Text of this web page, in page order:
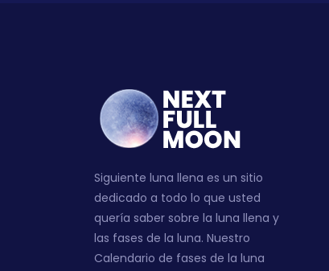
Siguiente luna llena es un sitio
dedicado a todo lo que usted
quería saber sobre la luna llena y
las fases de la luna. Nuestro
Calendario de fases de la luna